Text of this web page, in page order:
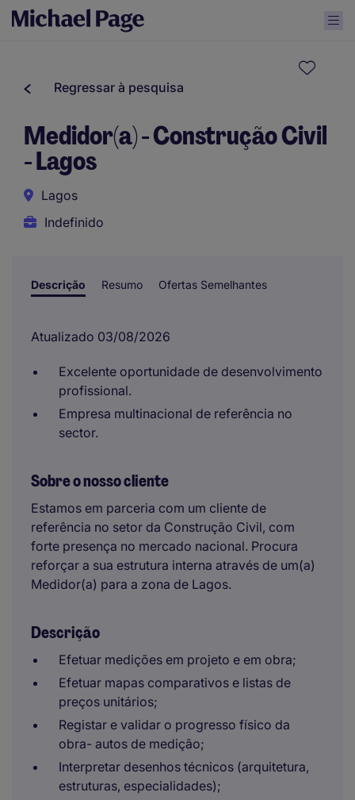
Regressar à pesquisa
Medidor(a) - Construção Civil
- Lagos
Lagos
Indefinido
Descrição Resumo Ofertas Semelhantes
Atualizado 03/08/2026
Excelente oportunidade de desenvolvimento
profissional.
Empresa multinacional de referência no
sector.
Sobre o nosso cliente
Estamos em parceria com um cliente de
referência no setor da Construção Civil, com
forte presença no mercado nacional. Procura
reforçar a sua estrutura interna através de um(a)
Medidor(a) para a zona de Lagos.
Descrição
Efetuar medições em projeto e em obra;
Efetuar mapas comparativos e listas de
preços unitários;
Registar e validar o progresso físico da
obra- autos de medição;
Interpretar desenhos técnicos (arquitetura,
estruturas, especialidades);